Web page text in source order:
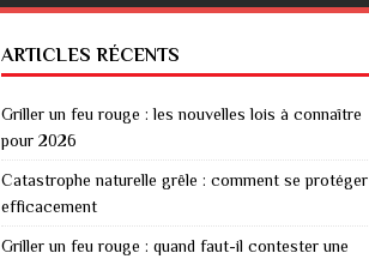
ARTICLES RÉCENTS
Griller un feu rouge : les nouvelles lois à connaître
pour 2026
Catastrophe naturelle grêle : comment se protéger
efficacement
Griller un feu rouge : quand faut-il contester une